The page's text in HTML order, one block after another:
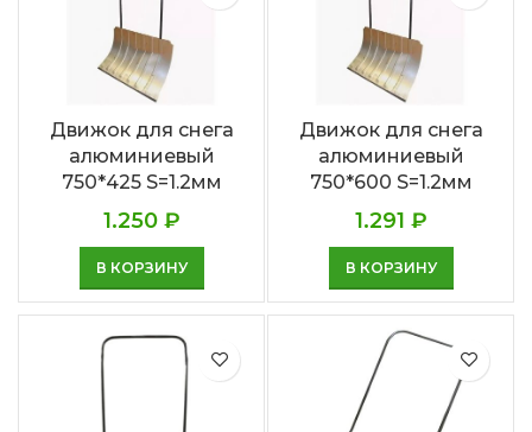
Движок для снега
алюминиевый
750*425 S=1.2мм
1.250 ₽
В КОРЗИНУ
Движок для снега
алюминиевый
750*600 S=1.2мм
1.291 ₽
В КОРЗИНУ